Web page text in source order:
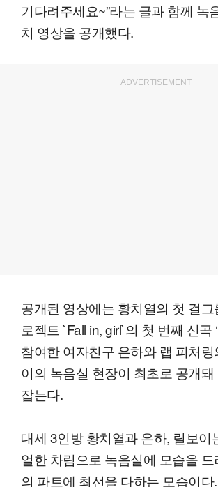
기다려주세요~”라는 글과 함께 녹
치 영상을 공개했다.
ADVERTISEMENT
공개된 영상에는 황치열의 첫 걸
로젝트 `Fall in, girl`의 첫 번째 신곡
참여한 여자친구 은하와 랩 피처링
이의 녹음실 현장이 최초로 공개돼
잡는다.
대세 3인방 황치열과 은하, 릴보이
얼한 차림으로 녹음실에 모습을 드
의 파트에 최선을 다하는 모습이다.